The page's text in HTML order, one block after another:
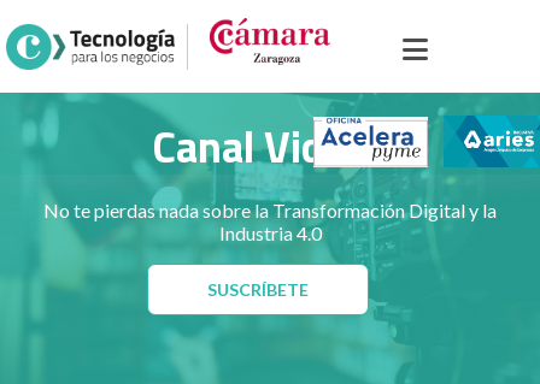
Inicio Portal sector industria >Canal Videos
Canal Videos
No te pierdas nada sobre la Transformación Digital y la
Industria 4.0
SUSCRÍBETE